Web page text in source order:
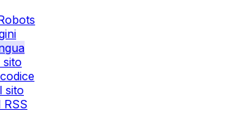
sito
sito
RSS